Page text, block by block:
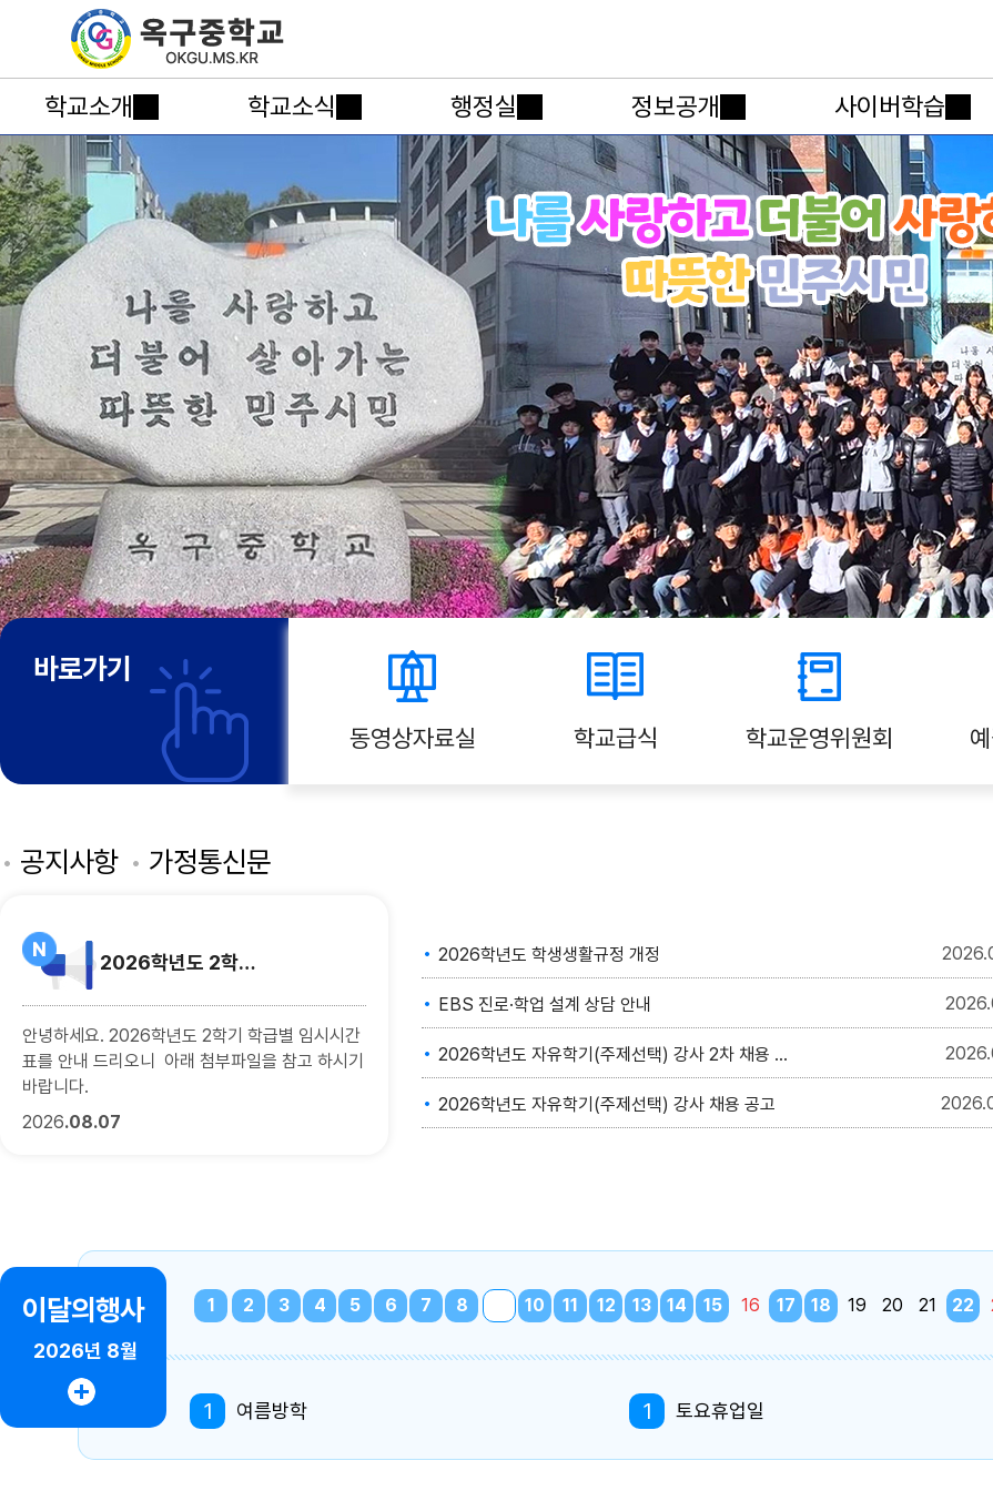
학교소개 학교소식 행정실 정보공개 사이버학습
바로가기
동영상자료실 학교급식 학교운영위원회
공지사항 가정통신문
2026학년도 2학기 임시 학급시간표
안녕하세요. 2026학년도 2학기 학급별 임시시간
표를 안내 드리오니 아래 첨부파일을 참고 하시기
바랍니다.
2026 08.07
2026학년도 학생생활규정 개정 2026
EBS 진로·학업 설계 상담 안내 2026
2026학년도 자유학기(주제선택) 강사 2차 채용 공고 2026
2026학년도 자유학기(주제선택) 강사 채용 공고 2026
이달의행사
2026년 8월
1 2 3 4 5 6 7 8 10 11 12 13 14 15 16 17 18 19 20 21 22
1 여름방학 1 토요휴업일
3 4